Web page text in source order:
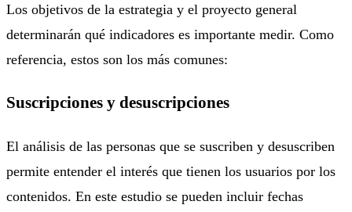
Los objetivos de la estrategia y el proyecto general
determinarán qué indicadores es importante medir. Como
referencia, estos son los más comunes:
Suscripciones y desuscripciones
El análisis de las personas que se suscriben y desuscriben
permite entender el interés que tienen los usuarios por los
contenidos. En este estudio se pueden incluir fechas